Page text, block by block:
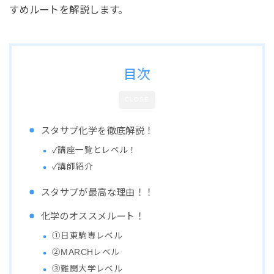
すめルートを解説します。
目次
スタサプ化学を徹底解説！
✓講座一覧とレベル！
✓講師紹介
スタサプが最高な理由！！
化学のオススメルート！
①日東駒専レベル
②MARCHレベル
③難関大学レベル